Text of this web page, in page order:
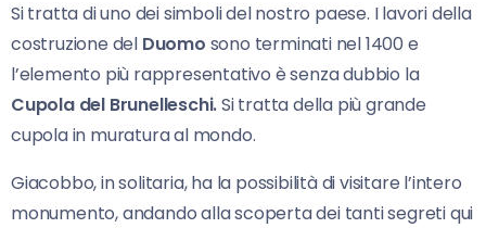
Si tratta di uno dei simboli del nostro paese. I lavori della
costruzione del Duomo sono terminati nel 1400 e
l’elemento più rappresentativo è senza dubbio la
Cupola del Brunelleschi.Si tratta della più grande
cupola in muratura al mondo.
Giacobbo, in solitaria, ha la possibilità di visitare l’intero
monumento, andando alla scoperta dei tanti segreti qui